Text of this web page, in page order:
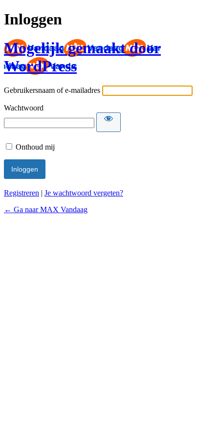
Inloggen
Mogelijk gemaakt door
WordPress
Gebruikersnaam of e-mailadres
Wachtwoord
Onthoud mij
Registreren | Je wachtwoord vergeten?
← Ga naar MAX Vandaag